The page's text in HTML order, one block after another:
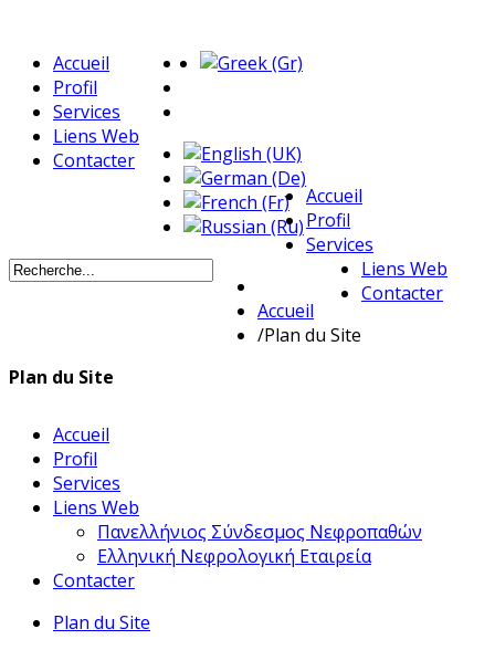
Accueil
Profil
Services
Liens Web
Contacter
Accueil
/Plan du Site
Plan du Site
Accueil
Profil
Services
Liens Web
Πανελλήνιος Σύνδεσμος Νεφροπαθών
Ελληνική Νεφρολογική Εταιρεία
Contacter
Plan du Site
Accueil
Profil
Services
Liens Web
Contacter